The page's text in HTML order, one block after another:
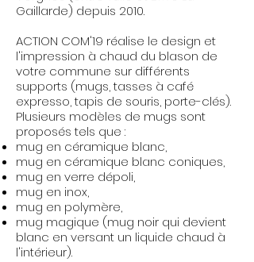
Gaillarde) depuis 2010.
ACTION COM'19 réalise le design et
l'impression à chaud du blason de
votre commune sur différents
supports (mugs, tasses à café
expresso, tapis de souris, porte-clés).
Plusieurs modèles de mugs sont
proposés tels que :
mug en céramique blanc,
mug en céramique blanc coniques,
mug en verre dépoli,
mug en inox,
mug en polymère,
mug magique (mug noir qui devient
blanc en versant un liquide chaud à
l'intérieur).​